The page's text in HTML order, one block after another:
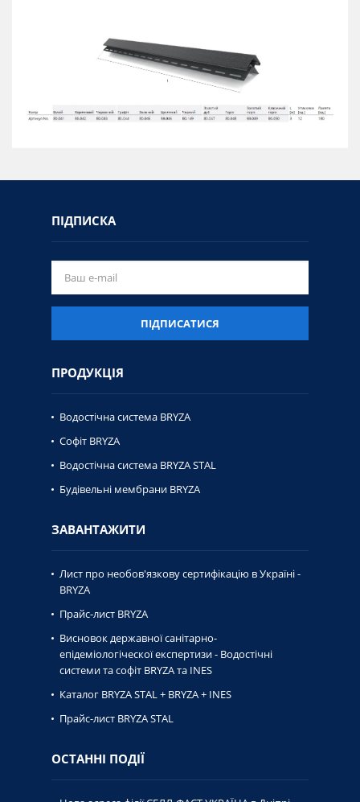
ПІДПИСКА
ПІДПИСАТИСЯ
ПРОДУКЦІЯ
Водостічна система BRYZA
Софіт BRYZA
Водостічна система BRYZA STAL
Будівельні мембрани BRYZA
ЗАВАНТАЖИТИ
Лист про необов'язкову сертифікацію в Україні -
BRYZA
Прайс-лист BRYZA
Висновок державної caнiтaрно-
епiдемiологiческої експертизи - Водостічні
системи та софіт BRYZA та INES
Каталог BRYZA STAL + BRYZA + INES
Прайс-лист BRYZA STAL
ОСТАННІ ПОДІЇ